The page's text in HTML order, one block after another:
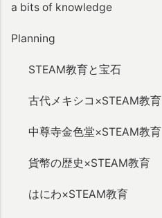
a bits of knowledge
Planning
STEAM教育と宝石
古代メキシコ×STEAM教育
中尊寺金色堂×STEAM教育
貨幣の歴史×STEAM教育
はにわ×STEAM教育